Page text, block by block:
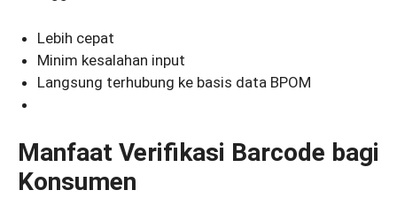
Lebih cepat
Minim kesalahan input
Langsung terhubung ke basis data BPOM
Manfaat Verifikasi Barcode bagi
Konsumen